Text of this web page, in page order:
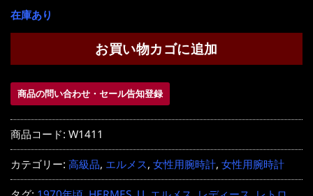
在庫あり
お買い物カゴに追加
商品の問い合わせ・セール告知登録
商品コード: W1411
カテゴリー: 高級品, エルメス, 女性用腕時計, 女性用腕時計